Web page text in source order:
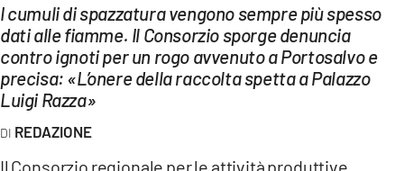
LAC NETWORK
LAC ONAIR
LaC
I cumuli di spazzatura vengono sempre più spesso
dati alle fiamme. Il Consorzio sporge denuncia
contro ignoti per un rogo avvenuto a Portosalvo e
precisa: «L’onere della raccolta spetta a Palazzo
Luigi Razza»
REDAZIONE
Il Consorzio regionale per le attività produttive